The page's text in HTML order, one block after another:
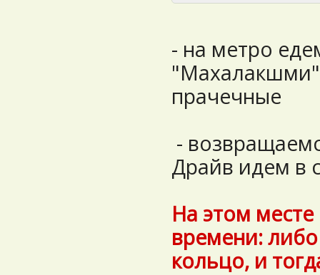
- на метро
прачечные
-
Драйв идем в
На этом
времени:
кольцо, и